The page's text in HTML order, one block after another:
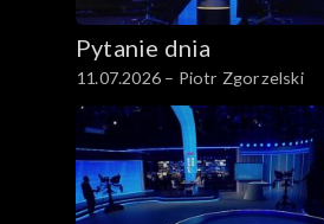
Pytanie dnia
11.07.2026 – Piotr Zgorzelski